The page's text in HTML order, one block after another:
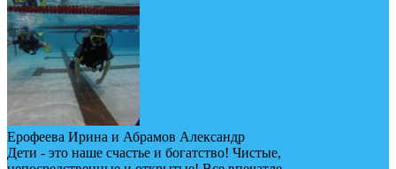
Ерофеева Ирина и Абрамов Александр
Дети - это наше счастье и богатство! Чистые,